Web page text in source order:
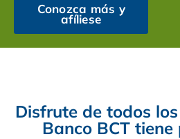
Conozca más y
afíliese
Disfrute de todos
Banco BCT